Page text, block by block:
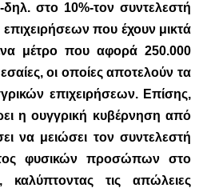
στο 10%-τον συντελεστή
που έχουν μικτά
μέτρο που αφορά 250.000
οι οποίες αποτελούν τα
επιχειρήσεων. Επίσης,
η ουγγρική κυβέρνηση από
να μειώσει τον συντελεστή
φυσικών προσώπων στο
τις απώλειες